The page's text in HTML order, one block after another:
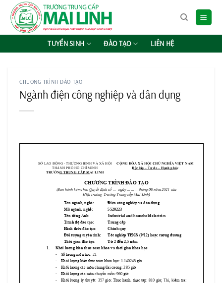
Chuyển
đến
TUYỂN SINH ĐÀO TẠO LIÊN HỆ
CHƯƠNG TRÌNH ĐÀO TẠO
Ngành điện công nghiệp và dân dụng